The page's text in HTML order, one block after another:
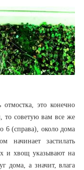
это конечно
то советую вам все же
6 (справа), около дома
начинает застилать
и хвощ указывают на
дома, а значит, влага